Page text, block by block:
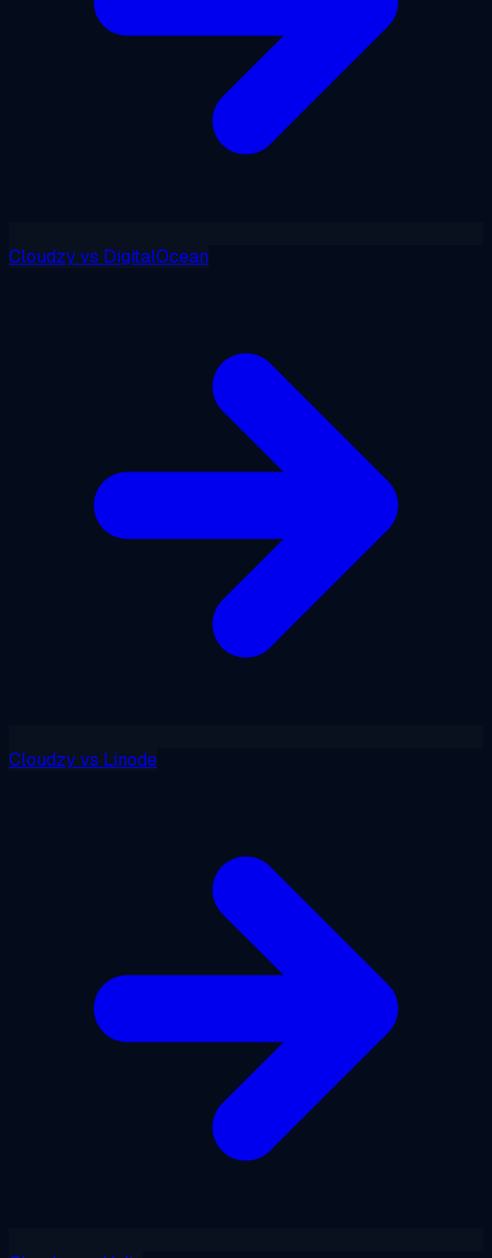
Cloudzyvs DigitalOcean
Cloudzyvs Linode